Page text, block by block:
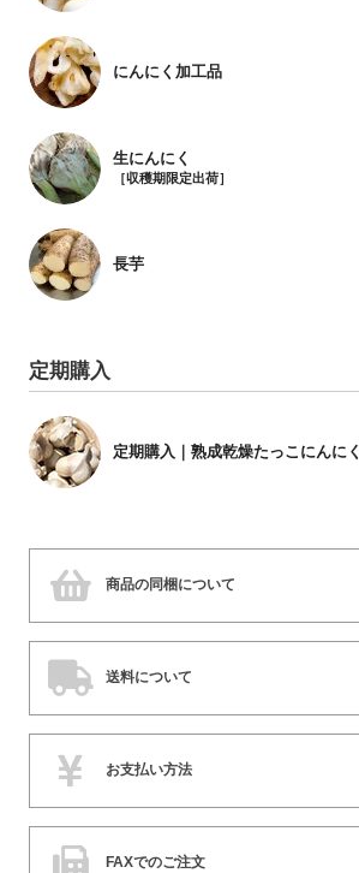
にんにく加工品
生にんにく
［収穫期限定出荷］
長芋
定期購入
定期購入｜熟成乾燥たっこにんにく
商品の同梱について
送料について
お支払い方法
FAXでのご注文